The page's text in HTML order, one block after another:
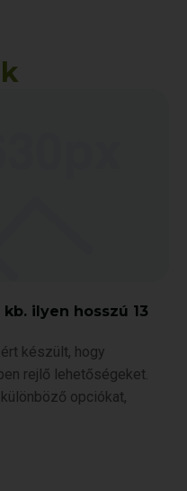
ilyen hosszú 13
készült, hogy
rejlő lehetőségeket.
opciókat,